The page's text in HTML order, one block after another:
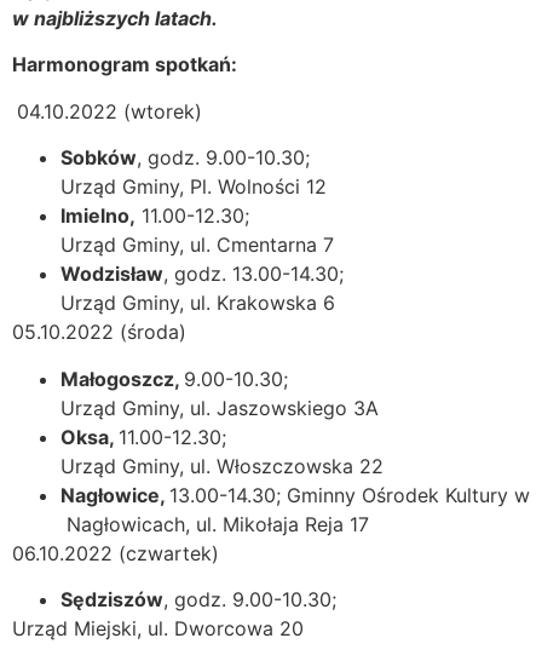
w najbliższych latach.
Harmonogram spotkań:
04.10.2022 (wtorek)
Sobków, godz. 9.00-10.30;
Urząd Gminy, Pl. Wolności 12
Imielno, 11.00-12.30;
Urząd Gminy, ul. Cmentarna 7
Wodzisław, godz. 13.00-14.30;
Urząd Gminy, ul. Krakowska 6
05.10.2022 (środa)
Małogoszcz, 9.00-10.30;
Urząd Gminy, ul. Jaszowskiego 3A
Oksa, 11.00-12.30;
Urząd Gminy, ul. Włoszczowska 22
Nagłowice, 13.00-14.30; Gminny Ośrodek Kultury w
Nagłowicach, ul. Mikołaja Reja 17
06.10.2022 (czwartek)
Sędziszów, godz. 9.00-10.30;
Urząd Miejski, ul. Dworcowa 20